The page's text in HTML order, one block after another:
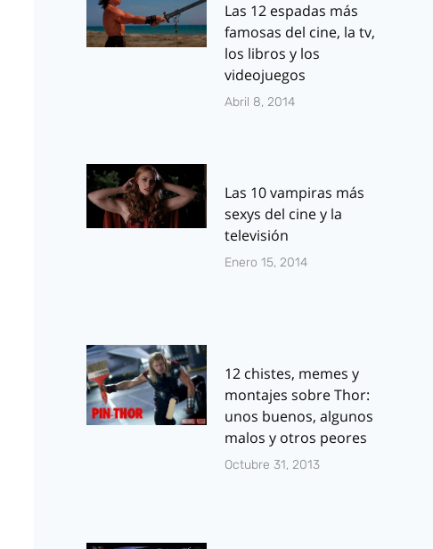
Las 12 espadas más
famosas del cine, la tv,
los libros y los
videojuegos
Abril 8, 2014
Las 10 vampiras más
sexys del cine y la
televisión
Enero 15, 2014
12 chistes, memes y
montajes sobre Thor:
unos buenos, algunos
malos y otros peores
Octubre 31, 2013